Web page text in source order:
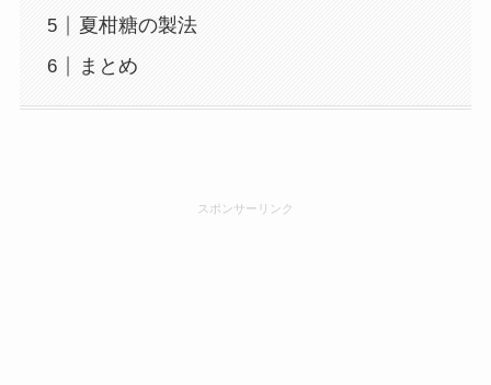
夏柑糖の製法
まとめ
スポンサーリンク